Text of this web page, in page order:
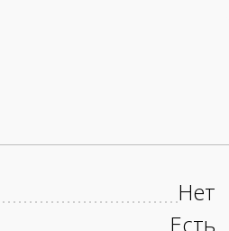
Нет
Есть